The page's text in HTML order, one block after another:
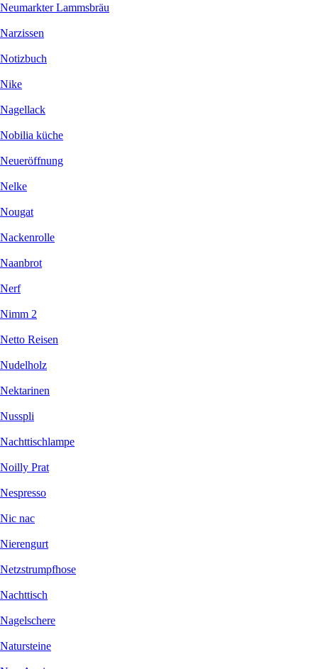
Neumarkter Lammsbräu
Narzissen
Notizbuch
Nike
Nagellack
Nobilia küche
Neueröffnung
Nelke
Nougat
Nackenrolle
Naanbrot
Nerf
Nimm 2
Netto Reisen
Nudelholz
Nektarinen
Nusspli
Nachttischlampe
Noilly Prat
Nespresso
Nic nac
Nierengurt
Netzstrumpfhose
Nachttisch
Nagelschere
Natursteine